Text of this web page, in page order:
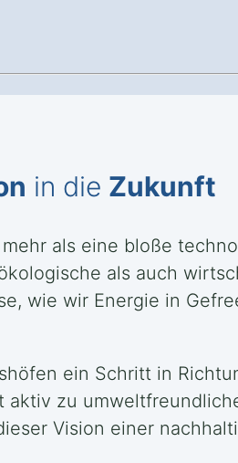
in die Zukunft
als eine bloße
als auch
wie wir Energie in
ein Schritt in
zu
Vision einer